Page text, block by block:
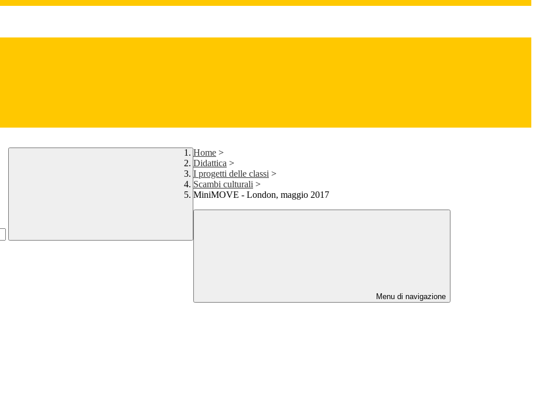
Home >
Didattica >
I progetti delle classi >
Scambi culturali >
MiniMOVE - London, maggio 2017
Menu di navigazione